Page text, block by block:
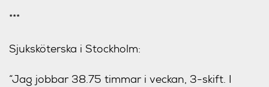
***
Sjuksköterska i Stockholm:
“Jag jobbar 38.75 timmar i veckan, 3-skift. I